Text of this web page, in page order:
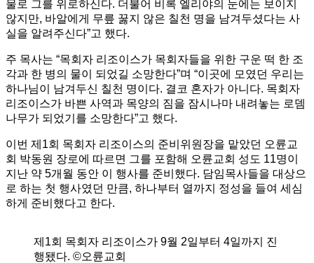
물로 그를 위로하신다. 더불어 비록 엘리야의 눈에는 보이지
않지만, 바알에게 무릎 꿇지 않은 칠천 명을 남겨두셨다는 사
실을 알려주신다”고 했다.
주 목사는 “목회자 리조이스가 목회자들을 위한 구운 떡 한 조
각과 한 병의 물이 되었길 소망한다”며 “이곳에 모였던 우리는
하나님이 남겨두신 칠천 명이다. 결코 혼자가 아니다. 목회자
리조이스가 바쁜 사역과 목양의 짐을 잠시나마 내려놓는 로뎀
나무가 되었기를 소망한다”고 했다.
이번 제1회 목회자 리조이스의 준비위원장을 맡았던 오륜교
회 박동원 장로에 따르면 그를 포함해 오륜교회 성도 11명이
지난 약 5개월 동안 이 행사를 준비했다. 담임목사들을 대상으
로 하는 첫 행사였던 만큼, 하나부터 열까지 정성을 들여 세심
하게 준비했다고 한다.
제1회 목회자 리조이스가 9월 2일부터 4일까지 진
행됐다. ©오륜교회